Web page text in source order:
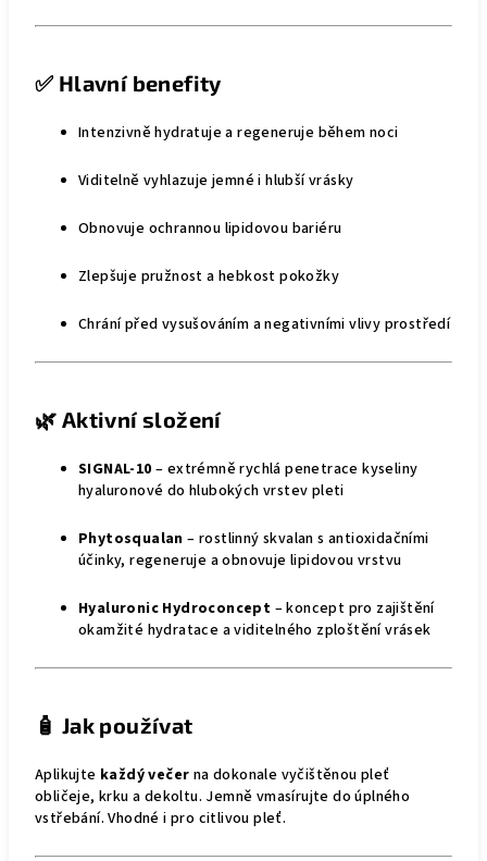
✅ Hlavní benefity
Intenzivně hydratuje a regeneruje během noci
Viditelně vyhlazuje jemné i hlubší vrásky
Obnovuje ochrannou lipidovou bariéru
Zlepšuje pružnost a hebkost pokožky
Chrání před vysušováním a negativními vlivy prostředí
🌿 Aktivní složení
SIGNAL-10 – extrémně rychlá penetrace kyseliny
hyaluronové do hlubokých vrstev pleti
Phytosqualan – rostlinný skvalan s antioxidačními
účinky, regeneruje a obnovuje lipidovou vrstvu
Hyaluronic Hydroconcept – koncept pro zajištění
okamžité hydratace a viditelného zploštění vrásek
🧴 Jak používat
Aplikujte každý večer na dokonale vyčištěnou pleť
obličeje, krku a dekoltu. Jemně vmasírujte do úplného
vstřebání. Vhodné i pro citlivou pleť.